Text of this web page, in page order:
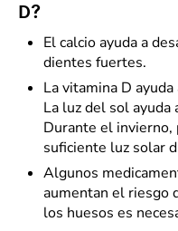
D?
El calcio ayuda a
dientes fuertes.
La vitamina D
La luz del sol ayuda
Durante el
suficiente luz solar
Algunos
aumentan el riesgo
los huesos es